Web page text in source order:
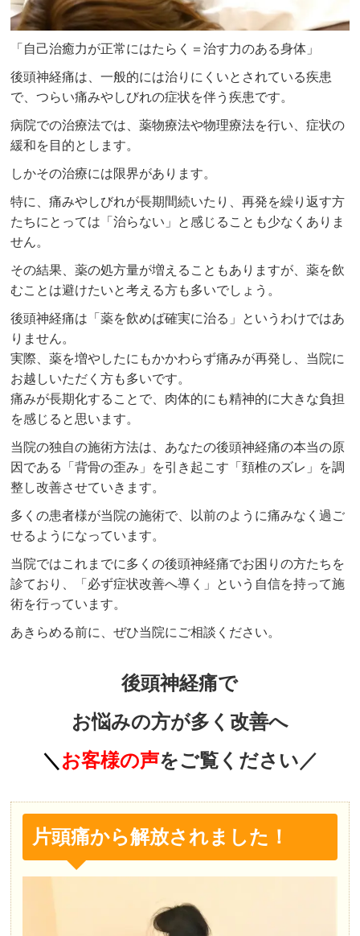
「自己治癒力が正常にはたらく＝治す力のある身体」
後頭神経痛は、一般的には治りにくいとされている疾患
で、つらい痛みやしびれの症状を伴う疾患です。
病院での治療法では、薬物療法や物理療法を行い、症状の
緩和を目的とします。
しかその治療には限界があります。
特に、痛みやしびれが長期間続いたり、再発を繰り返す方
たちにとっては「治らない」と感じることも少なくありま
せん。
その結果、薬の処方量が増えることもありますが、薬を飲
むことは避けたいと考える方も多いでしょう。
後頭神経痛は「薬を飲めば確実に治る」というわけではあ
りません。
実際、薬を増やしたにもかかわらず痛みが再発し、当院に
お越しいただく方も多いです。
痛みが長期化することで、肉体的にも精神的に大きな負担
を感じると思います。
当院の独自の施術方法は、あなたの後頭神経痛の本当の原
因である「背骨の歪み」を引き起こす「頚椎のズレ」を調
整し改善させていきます。
多くの患者様が当院の施術で、以前のように痛みなく過ご
せるようになっています。
当院ではこれまでに多くの後頭神経痛でお困りの方たちを
診ており、「必ず症状改善へ導く」という自信を持って施
術を行っています。
あきらめる前に、ぜひ当院にご相談ください。
後頭神経痛で
お悩みの方が多く改善へ
＼お客様の声をご覧ください／
片頭痛から解放されました！